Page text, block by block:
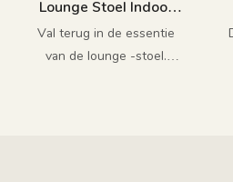
Lounge Stoel Indoor
Rc846
Val terug in de essentie
van de lounge -stoel.